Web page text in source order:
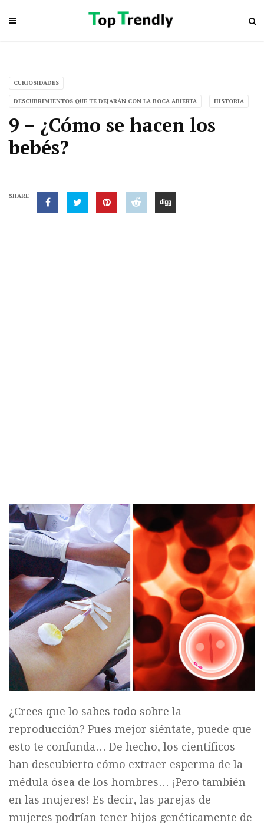
CURIOSIDADES
DESCUBRIMIENTOS QUE TE DEJARÁN CON LA BOCA ABIERTA HISTORIA
9 – ¿Cómo se hacen los
bebés?
SHARE
¿Crees que lo sabes todo sobre la
reproducción? Pues mejor siéntate, puede que
esto te confunda… De hecho, los científicos
han descubierto cómo extraer esperma de la
médula ósea de los hombres… ¡Pero también
en las mujeres! Es decir, las parejas de
mujeres podrían tener hijos genéticamente de